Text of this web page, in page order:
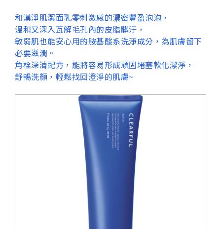
和漢淨肌潔面乳零刺激感的濃密豐盈泡泡，
溫和又深入瓦解毛孔內的皮脂髒汙，
敏弱肌也能安心用的胺基酸系洗淨成分，為肌膚留下
必要滋潤。
角栓深清配方，能將容易形成頑固堵塞軟化潔淨，
舒暢洗顏，輕鬆找回澄淨的肌膚~